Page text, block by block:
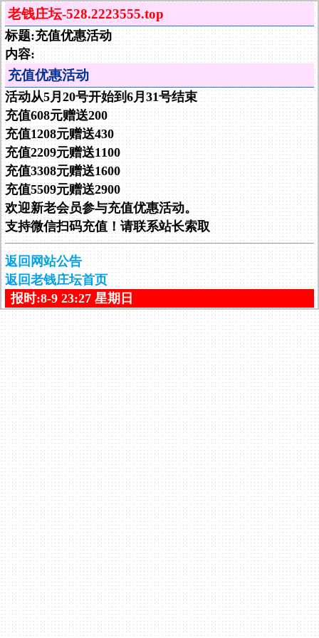
老钱庄坛-528.2223555.top
标题:充值优惠活动
内容:
充值优惠活动
活动从5月20号开始到6月31号结束
充值608元赠送200
充值1208元赠送430
充值2209元赠送1100
充值3308元赠送1600
充值5509元赠送2900
欢迎新老会员参与充值优惠活动。
支持微信扫码充值！请联系站长索取
返回网站公告
返回老钱庄坛首页
报时:8-9 23:27 星期日